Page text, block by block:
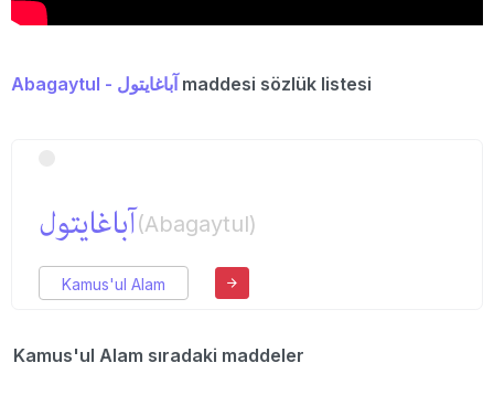
Abagaytul - آباغایتول maddesi sözlük listesi
آباغایتول(Abagaytul)
Kamus'ul Alam
Kamus'ul Alam sıradaki maddeler